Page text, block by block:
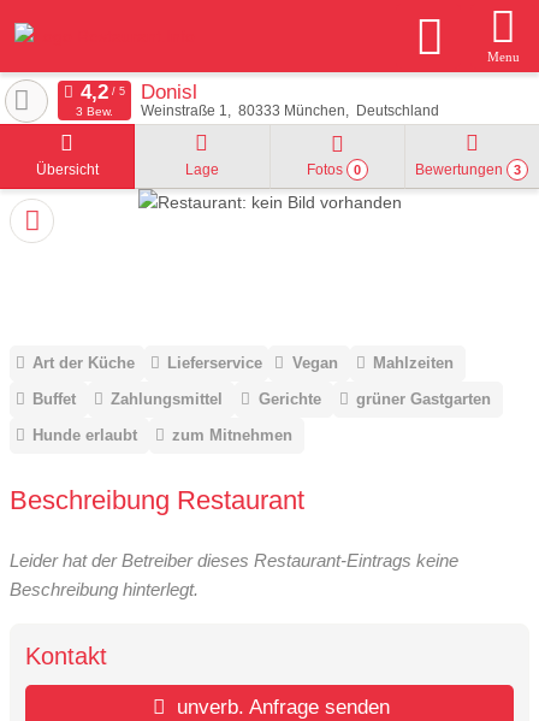
Menu
Donisl
Weinstraße 1 80333 München Deutschland
3 Bew.
Übersicht Lage Fotos 0 Bewertungen 3
Art der Küche Lieferservice Vegan
Mahlzeiten
Buffet
Zahlungsmittel Gerichte
grüner Gastgarten
Hunde erlaubt
zum Mitnehmen
Beschreibung Restaurant
Leider hat der Betreiber dieses Restaurant-Eintrags keine
Beschreibung hinterlegt.
Kontakt
unverb. Anfrage senden